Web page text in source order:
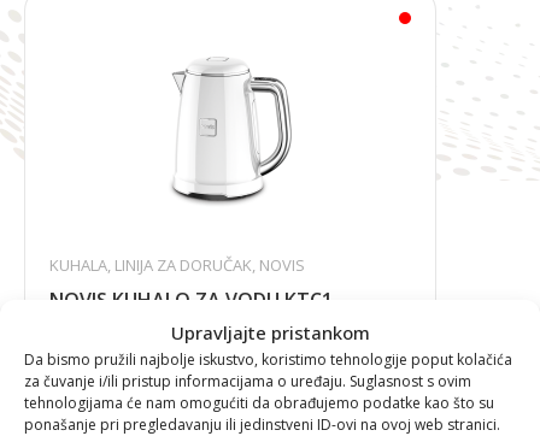
Upravljajte pristankom
Da bismo pružili najbolje iskustvo, koristimo tehnologije poput kolačića
za čuvanje i/ili pristup informacijama o uređaju. Suglasnost s ovim
tehnologijama će nam omogućiti da obrađujemo podatke kao što su
ponašanje pri pregledavanju ili jedinstveni ID-ovi na ovoj web stranici.
221,39€
KUHALA, LINIJA ZA DORUČAK, NOVIS
NOVIS KUHALO ZA VODU KTC1